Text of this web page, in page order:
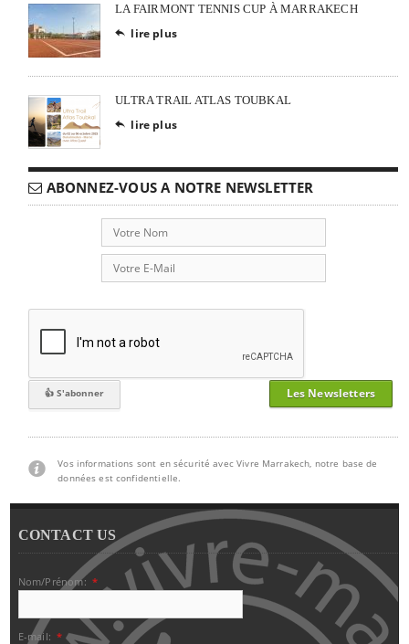
LA FAIRMONT TENNIS CUP À MARRAKECH
 lire plus
ULTRA TRAIL ATLAS TOUBKAL
 lire plus
ABONNEZ-VOUS A NOTRE NEWSLETTER
Les Newsletters
Vos informations sont en sécurité avec Vivre Marrakech, notre base de
données est confidentielle.
CONTACT US
Nom/Prénom: *
E-mail: *